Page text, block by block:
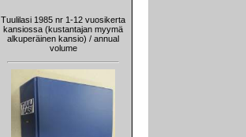
Tuulilasi 1985 nr 1-12 vuosikerta
kansiossa (kustantajan myymä
alkuperäinen kansio) / annual
volume